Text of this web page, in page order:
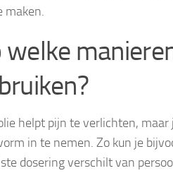
maken.
welke
helpt pijn te verlichten,
in te nemen. Zo kun je
dosering verschilt van